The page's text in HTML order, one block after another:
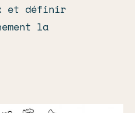
et définir
la